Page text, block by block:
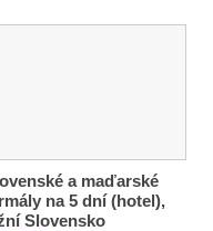
a maďarské
na 5 dní (hotel),
Slovensko